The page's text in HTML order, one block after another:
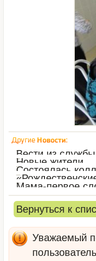
Вести из
Новые жители
Состоялась
Мама-первое
Вернуться к
Уважаемый